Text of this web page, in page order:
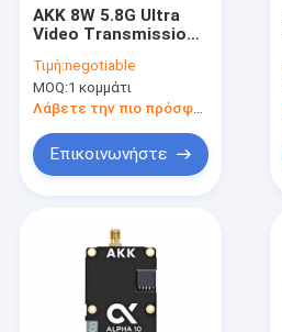
Προϊόντα
Βίντεο
AKK 8W 5.8G Ultra
Video Transmission
Transmitter 8W VTX
96CH Ηλεκτρονική
μετάδοση βίντεο
Τιμή:negotiable
MOQ:1 κομμάτι
Λάβετε την πιο πρόσφατη τιμή
Επικοινωνήστε